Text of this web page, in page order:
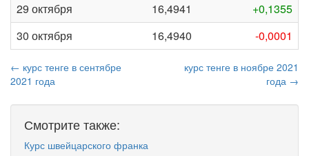
29 октября
16,4941
+0,1355
30 октября
16,4940 -0,0001
← курс тенге в сентябре
2021 года
курс тенге в ноябре 2021
года →
Смотрите также:
Курс швейцарского франка